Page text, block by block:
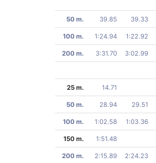
50 m. 39.85 39.33
100 m. 1:24.94 1:22.92
200 m. 3:31.70 3:02.99
25 m. 14.71
50 m. 28.94 29.51
100 m. 1:02.58 1:03.36
150 m. 1:51.48
200 m. 2:15.89 2:24.23